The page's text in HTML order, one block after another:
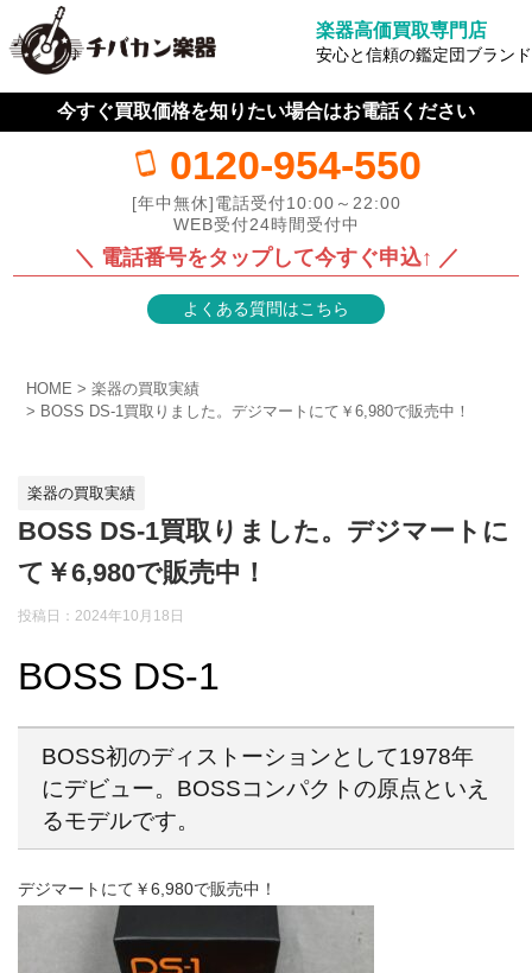
楽器高価買取専門店
安心と信頼の鑑定団ブランド
今すぐ買取価格を知りたい場合はお電話ください
0120-954-550
[年中無休]電話受付10:00～22:00
WEB受付24時間受付中
＼ 電話番号をタップして今すぐ申込↑ ／
よくある質問はこちら
HOME
楽器の買取実績
BOSS DS-1買取りました。デジマートにて￥6,980で販売中！
楽器の買取実績
BOSS DS-1買取りました。デジマートに
て￥6,980で販売中！
投稿日： 2024年10月18日
BOSS DS-1
BOSS初のディストーションとして1978年
にデビュー。BOSSコンパクトの原点といえ
るモデルです。
デジマートにて￥6,980で販売中！